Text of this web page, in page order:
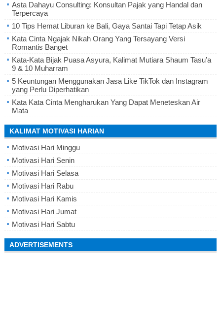
Asta Dahayu Consulting: Konsultan Pajak yang Handal dan
Terpercaya
10 Tips Hemat Liburan ke Bali, Gaya Santai Tapi Tetap Asik
Kata Cinta Ngajak Nikah Orang Yang Tersayang Versi
Romantis Banget
Kata-Kata Bijak Puasa Asyura, Kalimat Mutiara Shaum Tasu’a
9 & 10 Muharram
5 Keuntungan Menggunakan Jasa Like TikTok dan Instagram
yang Perlu Diperhatikan
Kata Kata Cinta Mengharukan Yang Dapat Meneteskan Air
Mata
KALIMAT MOTIVASI HARIAN
Motivasi Hari Minggu
Motivasi Hari Senin
Motivasi Hari Selasa
Motivasi Hari Rabu
Motivasi Hari Kamis
Motivasi Hari Jumat
Motivasi Hari Sabtu
ADVERTISEMENTS